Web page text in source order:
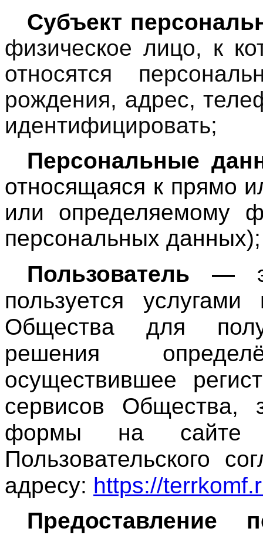
Субъект
физическое лицо, к
относятся
рождения, адрес,
идентифицировать;
Персональные
относящаяся к прямо
или определяемому
персональных данных);
Пользователь —
пользуется
Общества для
решения
осуществившее
сервисов Общества,
формы на сайте
Пользовательского
адресу: https://
Предоставление